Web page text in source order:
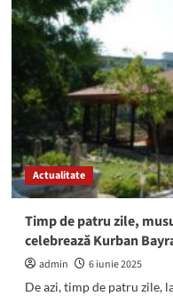
în
sărbătoare:
Este
Kurban
Bayramul.
Mesajul
Muftiatului
Cultului
Musulman
din
România
Actualitate
Timp de patru zile,
celebrează Kurban
admin
6 iunie 2025
De azi, timp de patru zile,